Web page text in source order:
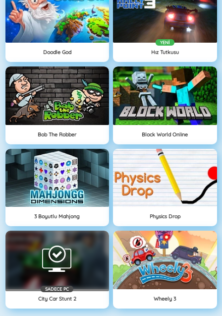
Doodle God
YENI
Hız Tutkusu
Bob The Robber Block World Online
3 Boyutlu Mahjong Physics Drop
SADECE PC
City Car Stunt 2 Wheely 3